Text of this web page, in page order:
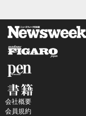
会社概要
会員規約